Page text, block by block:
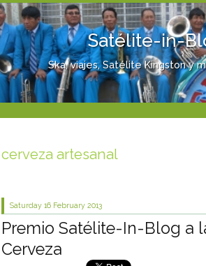
Satélite-in-
Ska, viajes, Satélite Kingston y
cerveza artesanal
Saturday 16 February 2013
Premio Satélite-In-Blog a
Cerveza